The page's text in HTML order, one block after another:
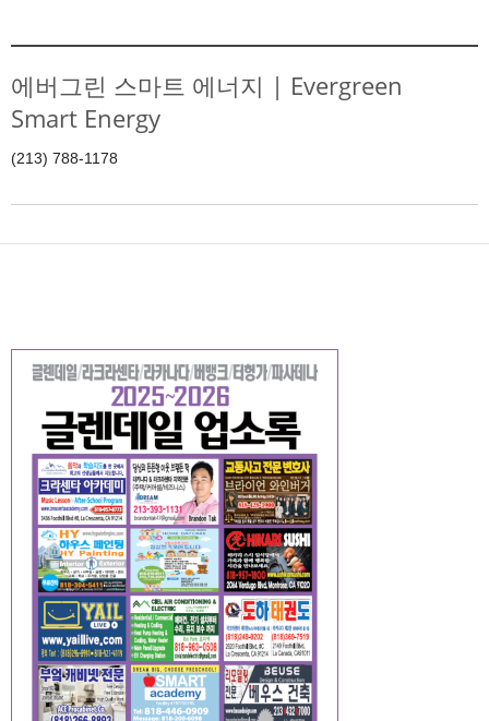
에버그린 스마트 에너지 | Evergreen
Smart Energy
(213) 788-1178